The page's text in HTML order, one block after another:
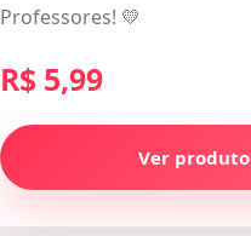
Professores! 💛
R$ 5,99
Ver produto